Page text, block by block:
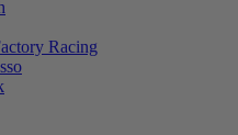
Racing